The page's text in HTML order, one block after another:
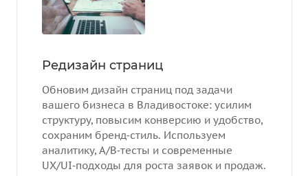
Редизайн страниц
Обновим дизайн страниц под задачи
вашего бизнеса в Владивостоке: усилим
структуру, повысим конверсию и удобство,
сохраним бренд‑стиль. Используем
аналитику, A/B‑тесты и современные
UX/UI‑подходы для роста заявок и продаж.